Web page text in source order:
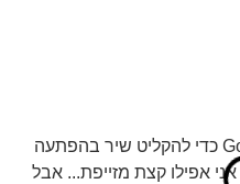
הגעתי לאולפן ההקלטות Goldsongs כדי להקליט שיר בהפתעה
אפילו קצת מזייפת... אבל